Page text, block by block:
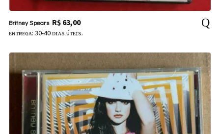
Britney Spears R$63,00
ᴇɴᴛʀᴇɢᴀ: 30-40 ᴅɪᴀs úᴛᴇɪs.